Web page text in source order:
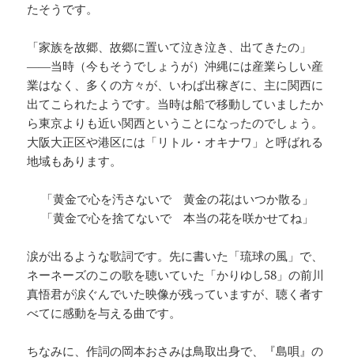
たそうです。
「家族を故郷、故郷に置いて泣き泣き、出てきたの」
――当時（今もそうでしょうが）沖縄には産業らしい産
業はなく、多くの方々が、いわば出稼ぎに、主に関西に
出てこられたようです。当時は船で移動していましたか
ら東京よりも近い関西ということになったのでしょう。
大阪大正区や港区には「リトル・オキナワ」と呼ばれる
地域もあります。
「黄金で心を汚さないで 黄金の花はいつか散る」
「黄金で心を捨てないで 本当の花を咲かせてね」
涙が出るような歌詞です。先に書いた「琉球の風」で、
ネーネーズのこの歌を聴いていた「かりゆし58」の前川
真悟君が涙ぐんでいた映像が残っていますが、聴く者す
べてに感動を与える曲です。
ちなみに、作詞の岡本おさみは鳥取出身で、『島唄』の